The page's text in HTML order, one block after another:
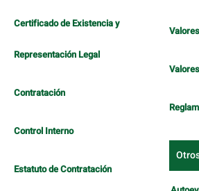
Certificado de Existencia y
Representación Legal
Contratación
Control Interno
Estatuto de Contratación